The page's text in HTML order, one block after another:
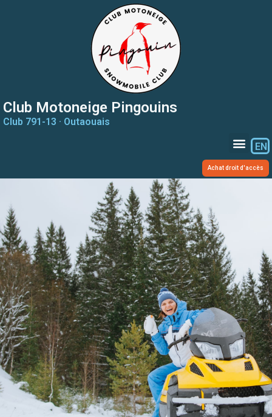
Club Motoneige Pingouins
Club 791-13 · Outaouais
EN
Achat droit d'accès